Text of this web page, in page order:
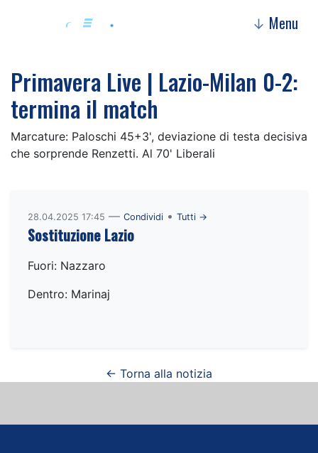
↓ Menu
Primavera Live | Lazio-Milan 0-2:
termina il match
Marcature: Paloschi 45+3', deviazione di testa decisiva
che sorprende Renzetti. Al 70' Liberali
28.04.2025 17:45 — Condividi • Tutti →
Sostituzione Lazio
Fuori: Nazzaro
Dentro: Marinaj
← Torna alla notizia